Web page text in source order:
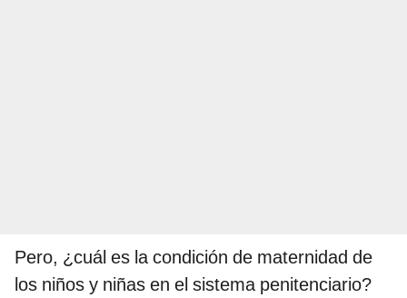
Pero, ¿cuál es la condición de maternidad de
los niños y niñas en el sistema penitenciario?